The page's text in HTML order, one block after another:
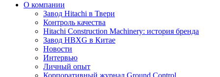
О компании
Завод Hitachi в Твери
Контроль качества
Hitachi Construction Machinery: история бренда
Завод HBXG в Китае
Новости
Интервью
Личный опыт
Корпоративный журнал Ground Control